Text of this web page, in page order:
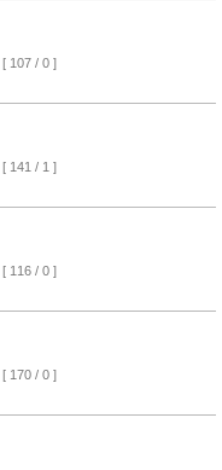
[ 107 / 0 ]
[ 141 / 1 ]
[ 116 / 0 ]
[ 170 / 0 ]